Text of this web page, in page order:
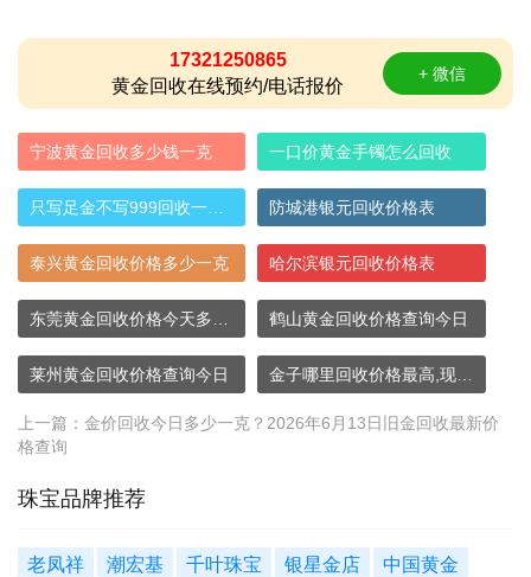
17321250865
黄金回收在线预约/电话报价
+ 微信
宁波黄金回收多少钱一克 一口价黄金手镯怎么回收
防城港银元回收价格表
泰兴黄金回收价格多少一克 哈尔滨银元回收价格表
鹤山黄金回收价格查询今日
莱州黄金回收价格查询今日
上一篇： 金价回收今日多少一克？2026年6月13日旧金回收最新价
格查询
珠宝品牌推荐
老凤祥 潮宏基 千叶珠宝 银星金店 中国黄金